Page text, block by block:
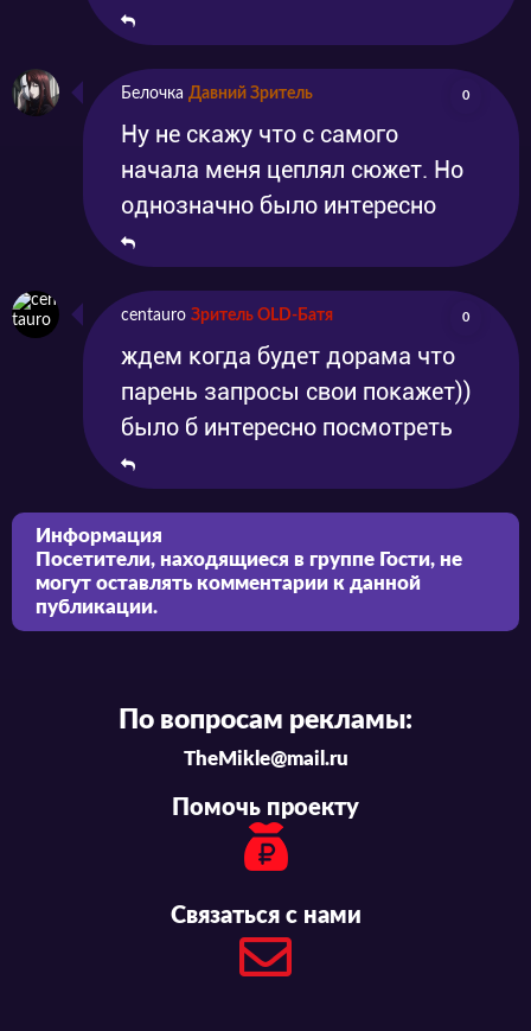
Белочка Давний Зритель 0
Ну не скажу что с самого
начала меня цеплял сюжет. Но
однозначно было интересно
centauro Зритель OLD-Батя 0
ждем когда будет дорама что
парень запросы свои покажет))
было б интересно посмотреть
Информация
Посетители, находящиеся в группе Гости, не
могут оставлять комментарии к данной
публикации.
По вопросам рекламы:
TheMikle@mail.ru
Помочь проекту
Связаться с нами